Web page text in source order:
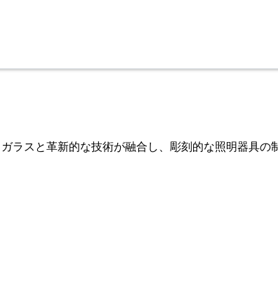
ラスと革新的な技術が融合し、彫刻的な照明器具